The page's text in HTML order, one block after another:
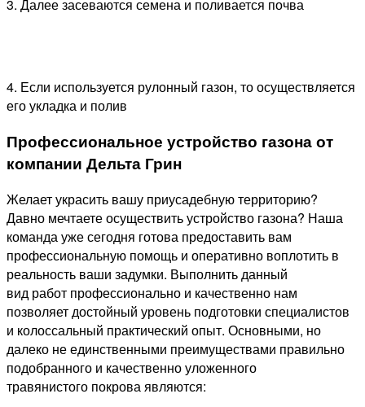
3. Далее засеваются семена и поливается почва
4. Если используется рулонный газон, то осуществляется
его укладка и полив
Профессиональное устройство газона от
компании Дельта Грин
Желает украсить вашу приусадебную территорию?
Давно мечтаете осуществить устройство газона? Наша
команда уже сегодня готова предоставить вам
профессиональную помощь и оперативно воплотить в
реальность ваши задумки. Выполнить данный
вид работ профессионально и качественно нам
позволяет достойный уровень подготовки специалистов
и колоссальный практический опыт. Основными, но
далеко не единственными преимуществами правильно
подобранного и качественно уложенного
травянистого покрова являются: